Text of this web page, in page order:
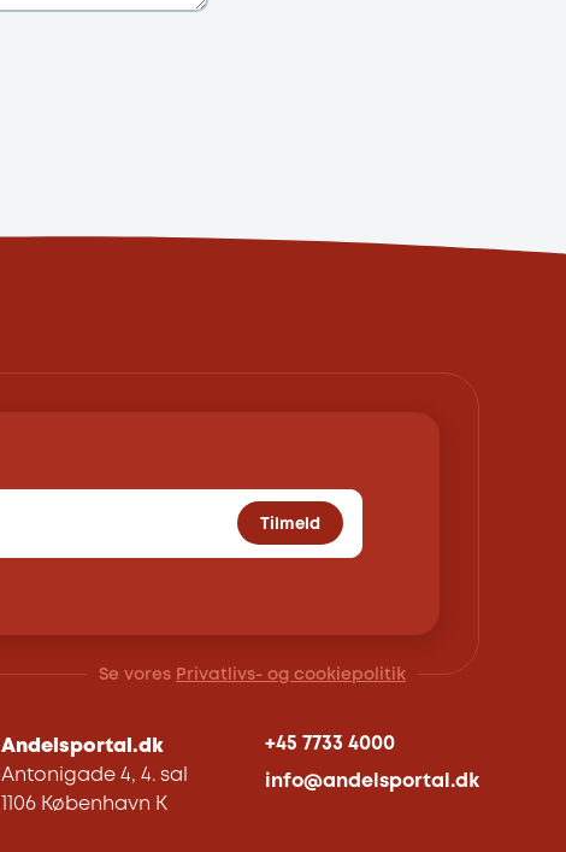
Tilmeld
Se vores Privatlivs- og cookiepolitik
Andelsportal.dk
Antonigade 4, 4. sal
1106 København K
+45 7733 4000
info@andelsportal.dk